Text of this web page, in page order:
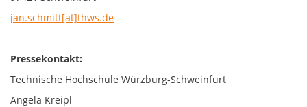
jan.schmitt[at]thws.de
Pressekontakt:
Technische Hochschule Würzburg-Schweinfurt
Angela Kreipl